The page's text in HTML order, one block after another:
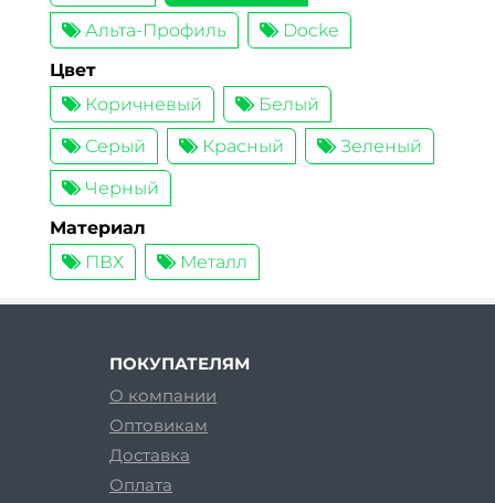
Альта-Профиль
Docke
Цвет
Коричневый
Белый
Серый
Красный
Зеленый
Черный
Материал
ПВХ
Металл
ПОКУПАТЕЛЯМ
О компании
Оптовикам
Доставка
Оплата